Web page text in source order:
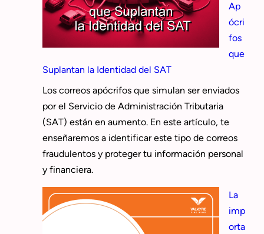
Ap
ócri
fos
que
Suplantan la Identidad del SAT
Los correos apócrifos que simulan ser enviados
por el Servicio de Administración Tributaria
(SAT) están en aumento. En este artículo, te
enseñaremos a identificar este tipo de correos
fraudulentos y proteger tu información personal
y financiera.
La
imp
orta